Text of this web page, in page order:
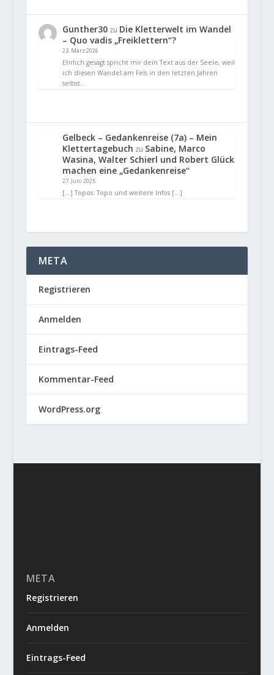
Gunther30zu Die Kletterwelt im Wandel
– Quo vadis „Freiklettern“?
23. März 2026
Ehrlich gesagt spricht mir dein Text aus der Seele, weil
ich diesen Wandel am Fels in den letzten Jahren
selbst…
Gelbeck – Gedankenreise (7a) – Mein
Klettertagebuch zu Sabine, Marco
Wasina, Walter Schierl und Robert Glück
machen eine „Gedankenreise“
27. Juni 2025
[…] Topos: Topo und weitere Infos […]
META
Registrieren
Anmelden
Eintrags-Feed
Kommentar-Feed
WordPress.org
META
Registrieren
Anmelden
Eintrags-Feed